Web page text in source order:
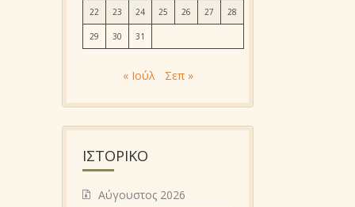
22 23 24 25 26 27 28
29 30 31
« Ιούλ Σεπ »
ΙΣΤΟΡΙΚΌ
Αύγουστος 2026